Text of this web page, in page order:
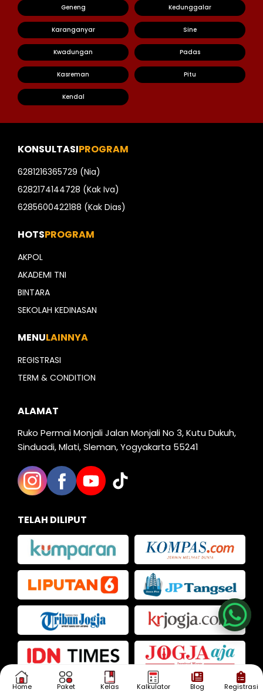
Home Paket Kelas Kalkulator Blog Registrasi
Geneng Kedunggalar
Karanganyar Sine
Kwadungan Padas
Kasreman Pitu
Kendal
Kak Iva
Kak Dias
KONSULTASIPROGRAM
6281216365729 (Nia)
6282174144728 (Kak Iva)
6285600422188 (Kak Dias)
HOTSPROGRAM
AKPOL
AKADEMI TNI
BINTARA
SEKOLAH KEDINASAN
MENULAINNYA
REGISTRASI
TERM & CONDITION
ALAMAT
Ruko Permai Monjali Jalan Monjali No 3, Kutu Dukuh,
Sinduadi, Mlati, Sleman, Yogyakarta 55241
TELAH DILIPUT